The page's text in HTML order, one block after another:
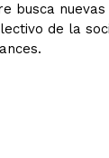
busca
de la